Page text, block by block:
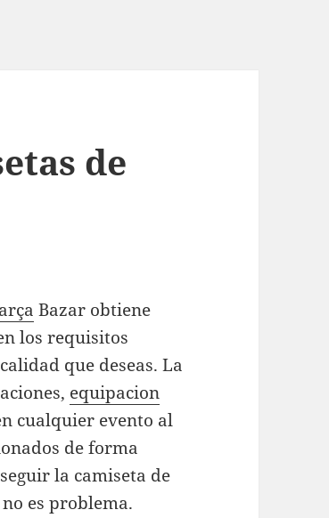
de
Bazar obtiene
los requisitos
que deseas. La
equipacion
cualquier evento al
de forma
la camiseta de
es problema.